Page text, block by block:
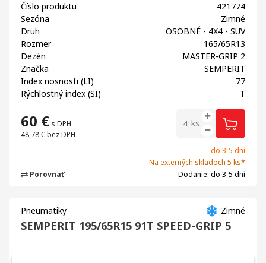
Číslo produktu
421774
Sezóna
Zimné
Druh
OSOBNÉ - 4X4 - SUV
Rozmer
165/65R13
Dezén
MASTER-GRIP 2
Značka
SEMPERIT
Index nosnosti (LI)
77
Rýchlostný index (SI)
T
60 € s DPH
48,78 € bez DPH
ks
do 3-5 dní
Na externých skladoch 5 ks*
Dodanie: do 3-5 dní
Porovnať
Zimné
Pneumatiky
SEMPERIT 195/65R15 91T SPEED-GRIP 5